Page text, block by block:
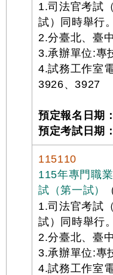
1.司法官考試
試）同時舉行。
2.分臺北、臺
3.承辦單位:專
4.試務工作室
3926、3927
預定報名日期：
預定考試日期：
115110
115年專門職
試（第一試）
1.司法官考試
試）同時舉行。
2.分臺北、臺
3.承辦單位:專
4.試務工作室